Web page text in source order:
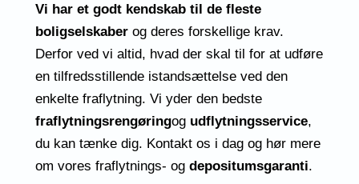
Vi har et godt kendskab til de fleste
boligselskaber og deres forskellige krav.
Derfor ved vi altid, hvad der skal til for at udføre
en tilfredsstillende istandsættelse ved den
enkelte fraflytning. Vi yder den bedste
fraflytningsrengøringog udflytningsservice,
du kan tænke dig. Kontakt os i dag og hør mere
om vores fraflytnings- og depositumsgaranti.